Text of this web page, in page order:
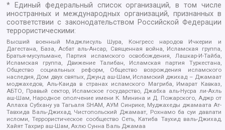
* Единый федеральный список организаций, в том числе
иностранных и международных организаций, признанных в
соответствии с законодательством Российской Федерации
террористическими:
Высший военный Маджлисуль Шура, Конгресс народов Ичкерии и
Дагестана, База, Асбат аль-Ансар, Священная война, Исламская группа,
Братья-мусульмане, Партия исламского освобождения, Лашкар-И-Тайба,
Исламская группа, Движение Талибан, Исламская партия Туркестана,
Общество социальных реформ, Общество возрождения исламского
наследия, Дом двух святых, Джунд аш-Шам, Исламский джихад – Джамаат
моджахедов, Аль-Каида в странах исламского Магриба, Имарат Кавказ,
АБТО, Правый сектор, Исламское государство, Джабха аль-Нусра ли-Ахль
аш-Шам, Народное ополчение имени К. Минина и Д. Пожарского, Аджр от
Аллаха Субхану уа Тагьаля SHAM, АУМ Синрике, Муджахеды джамаата Ат-
Тавхида Валь-Джихад, Чистопольский Джамаат, Рохнамо ба суи давлати
исломи, Террористическое сообщество Сеть, Катиба Таухид валь-Джихад,
Хайят Тахрир аш-Шам, Ахлю Сунна Валь Джамаа